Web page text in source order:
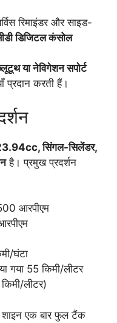
रिमाइंडर और साइड-
डिजिटल कंसोल
या नेविगेशन सपोर्ट
प्रदान करती हैं।
सिंगल-सिलेंडर,
है। प्रमुख प्रदर्शन
आरपीएम
घंटा
गया 55 किमी/लीटर
लीटर)
एक बार फुल टैंक